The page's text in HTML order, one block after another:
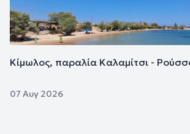
Κίμωλος, παραλία Καλαμίτσι -
07 Αυγ 2026